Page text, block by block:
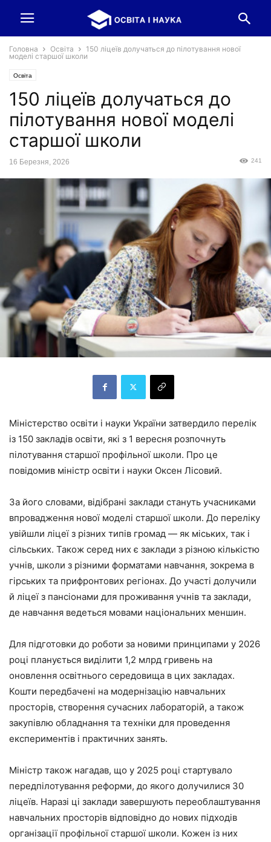
Головна Освіта
150 ліцеїв долучаться до пілотування нової
моделі старшої школи
Освіта
150 ліцеїв долучаться до
пілотування нової моделі
старшої школи
16 Березня, 2026 241
Міністерство освіти і науки України затвердило перелік
із 150 закладів освіти, які з 1 вересня розпочнуть
пілотування старшої профільної школи. Про це
повідомив міністр освіти і науки Оксен Лісовий.
За його словами, відібрані заклади стануть учасниками
впровадження нової моделі старшої школи. До переліку
увійшли ліцеї з різних типів громад — як міських, так і
сільських. Також серед них є заклади з різною кількістю
учнів, школи з різними форматами навчання, зокрема в
гірських та прифронтових регіонах. До участі долучили
й ліцеї з пансіонами для проживання учнів та заклади,
де навчання ведеться мовами національних меншин.
Для підготовки до роботи за новими принципами у 2026
році планується виділити 1,2 млрд гривень на
оновлення освітнього середовища в цих закладах.
Кошти передбачені на модернізацію навчальних
просторів, створення сучасних лабораторій, а також
закупівлю обладнання та техніки для проведення
експериментів і практичних занять.
Міністр також нагадав, що у 2025 році стартувало
передпілотування реформи, до якого долучилися 30
ліцеїв. Наразі ці заклади завершують переоблаштування
навчальних просторів відповідно до нових підходів
організації профільної старшої школи. Кожен із них